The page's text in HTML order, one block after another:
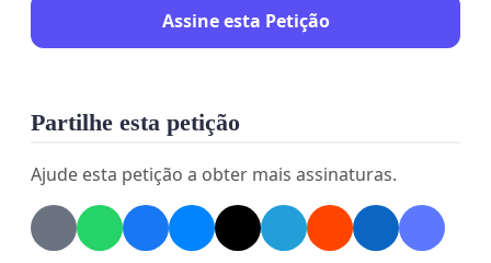
Assine esta Petição
Partilhe esta petição
Ajude esta petição a obter mais assinaturas.